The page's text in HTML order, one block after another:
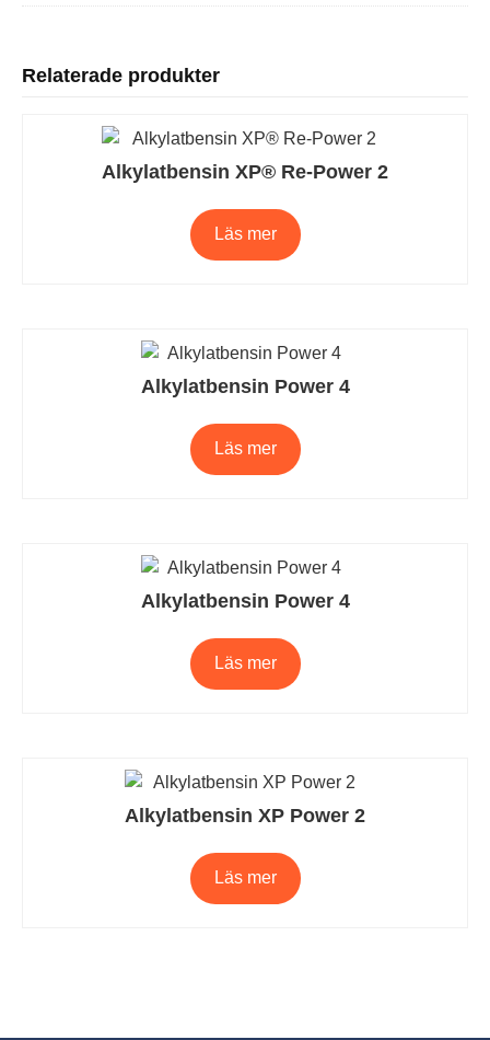
Relaterade produkter
Alkylatbensin XP® Re-Power 2
Läs mer
Alkylatbensin Power 4
Läs mer
Alkylatbensin Power 4
Läs mer
Alkylatbensin XP Power 2
Läs mer